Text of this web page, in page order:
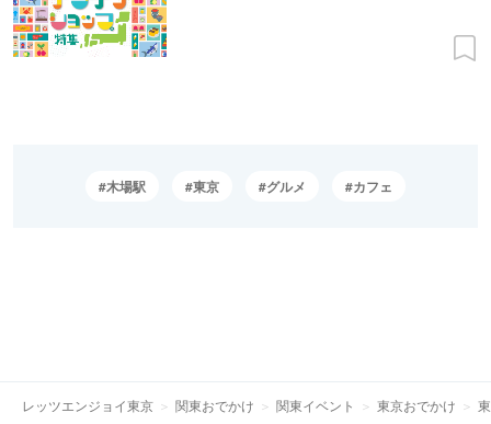
木場駅 東京 グルメ カフェ
レッツエンジョイ東京 関東おでかけ 関東イベント 東京おでかけ